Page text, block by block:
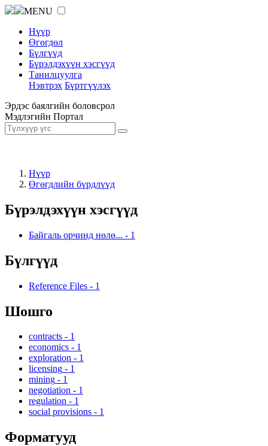
MENU
Нүүр
Өгөгдөл
Бүлгүүд
Бүрэлдэхүүн хэсгүүд
Танилцуулга
Нэвтрэх Бүртгүүлэх
Эрдэс баялгийн боловсрол
Мэдлэгийн Портал
Нүүр
Өгөгдлийн бүрдлүүд
Бүрэлдэхүүн хэсгүүд
Байгаль орчинд нөлө... - 1
Бүлгүүд
Reference Files - 1
Шошго
contracts - 1
economics - 1
exploration - 1
licensing - 1
mining - 1
negotiation - 1
regulation - 1
social provisions - 1
Форматууд